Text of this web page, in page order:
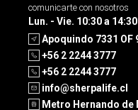
comunicarte con nosotros
Lun. - Vie. 10:30 a
Apoquindo 7331 OF
+56 2 2244 3777
+56 2 2244 3777
info@sherpalife.cl
Metro Hernando de